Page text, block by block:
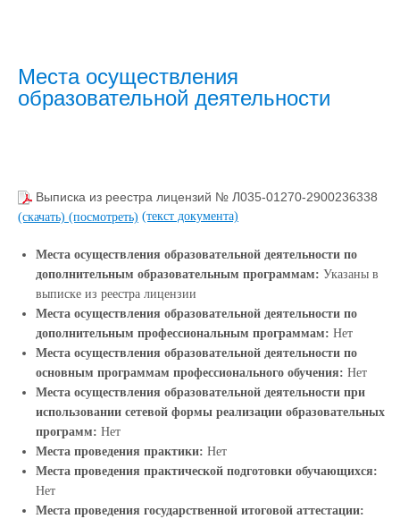
Места осуществления
образовательной деятельности
Выписка из реестра лицензий № Л035-01270-2900236338
(скачать) (посмотреть) (текст документа)
Места осуществления образовательной деятельности по
дополнительным образовательным программам: Указаны в
выписке из реестра лицензии
Места осуществления образовательной деятельности по
дополнительным профессиональным программам: Нет
Места осуществления образовательной деятельности по
основным программам профессионального обучения: Нет
Места осуществления образовательной деятельности при
использовании сетевой формы реализации образовательных
программ: Нет
Места проведения практики: Нет
Места проведения практической подготовки обучающихся:
Нет
Места проведения государственной итоговой аттестации: